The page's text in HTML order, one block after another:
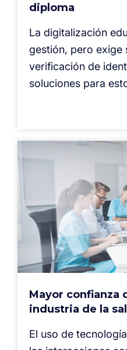
diploma
La digitalización
gestión, pero exige
verificación de
soluciones para
Mayor confianza
industria de la
El uso de